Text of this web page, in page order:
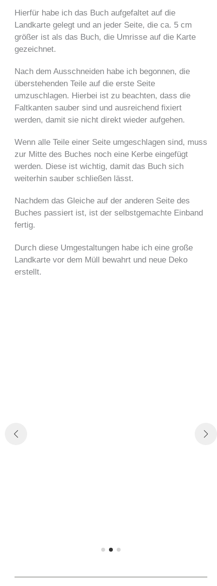
Hierfür habe ich das Buch aufgefaltet auf die
Landkarte gelegt und an jeder Seite, die ca. 5 cm
größer ist als das Buch, die Umrisse auf die Karte
gezeichnet.
Nach dem Ausschneiden habe ich begonnen, die
überstehenden Teile auf die erste Seite
umzuschlagen. Hierbei ist zu beachten, dass die
Faltkanten sauber sind und ausreichend fixiert
werden, damit sie nicht direkt wieder aufgehen.
Wenn alle Teile einer Seite umgeschlagen sind, muss
zur Mitte des Buches noch eine Kerbe eingefügt
werden. Diese ist wichtig, damit das Buch sich
weiterhin sauber schließen lässt.
Nachdem das Gleiche auf der anderen Seite des
Buches passiert ist, ist der selbstgemachte Einband
fertig.
Durch diese Umgestaltungen habe ich eine große
Landkarte vor dem Müll bewahrt und neue Deko
erstellt.